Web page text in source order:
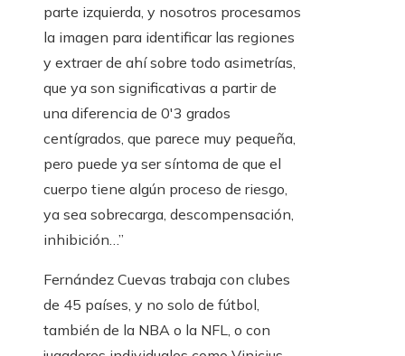
parte izquierda, y nosotros procesamos
la imagen para identificar las regiones
y extraer de ahí sobre todo asimetrías,
que ya son significativas a partir de
una diferencia de 0′3 grados
centígrados, que parece muy pequeña,
pero puede ya ser síntoma de que el
cuerpo tiene algún proceso de riesgo,
ya sea sobrecarga, descompensación,
inhibición…”
Fernández Cuevas trabaja con clubes
de 45 países, y no solo de fútbol,
también de la NBA o la NFL, o con